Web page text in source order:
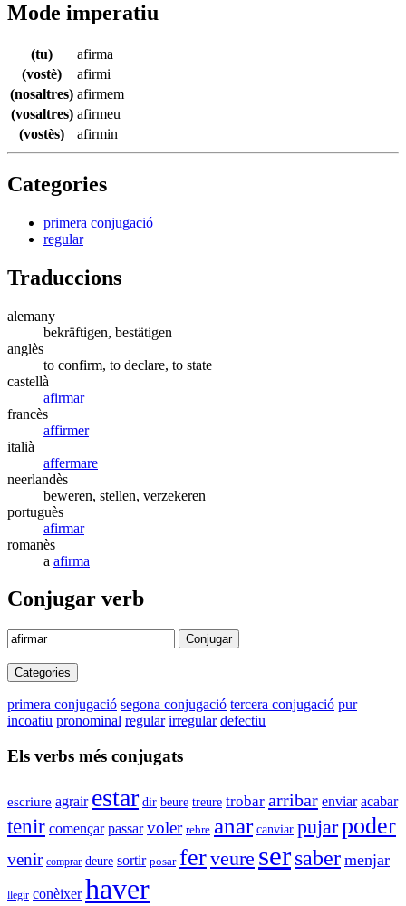
Mode imperatiu
(tu)
afirma
(vostè)
afirmi
(nosaltres) afirmem
(vosaltres) afirmeu
(vostès)
afirmin
Categories
primera conjugació
regular
Traduccions
alemany
bekräftigen, bestätigen
anglès
to confirm, to declare, to state
castellà
afirmar
francès
affirmer
italià
affermare
neerlandès
beweren, stellen, verzekeren
portuguès
afirmar
romanès
a afirma
Conjugar verb
Conjugar
Categories
primera conjugació segona conjugació tercera conjugació pur
incoatiu pronominal regular irregular defectiu
Els verbs més conjugats
escriure agrair estar dir beure treure trobar arribar enviar acabar
tenir començar passar voler rebre anar canviar pujarpoder
venir comprar deure sortir posar ferveure sersaber menjar
llegir conèixer haver